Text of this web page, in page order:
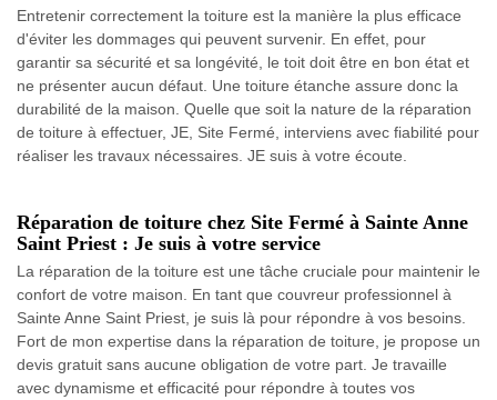
Entretenir correctement la toiture est la manière la plus efficace
d'éviter les dommages qui peuvent survenir. En effet, pour
garantir sa sécurité et sa longévité, le toit doit être en bon état et
ne présenter aucun défaut. Une toiture étanche assure donc la
durabilité de la maison. Quelle que soit la nature de la réparation
de toiture à effectuer, JE, Site Fermé, interviens avec fiabilité pour
réaliser les travaux nécessaires. JE suis à votre écoute.
Réparation de toiture chez Site Fermé à Sainte Anne
Saint Priest : Je suis à votre service
La réparation de la toiture est une tâche cruciale pour maintenir le
confort de votre maison. En tant que couvreur professionnel à
Sainte Anne Saint Priest, je suis là pour répondre à vos besoins.
Fort de mon expertise dans la réparation de toiture, je propose un
devis gratuit sans aucune obligation de votre part. Je travaille
avec dynamisme et efficacité pour répondre à toutes vos